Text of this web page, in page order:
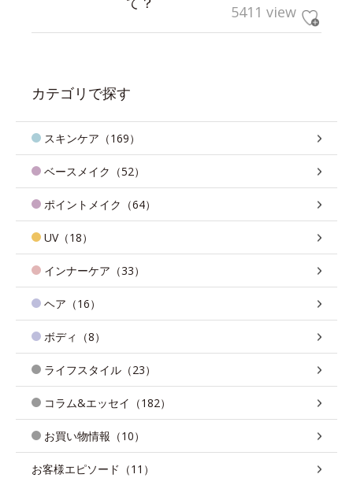
5411 view
カテゴリで探す
スキンケア（169）
ベースメイク（52）
ポイントメイク（64）
UV（18）
インナーケア（33）
ヘア（16）
ボディ（8）
ライフスタイル（23）
コラム&エッセイ（182）
お買い物情報（10）
お客様エピソード（11）